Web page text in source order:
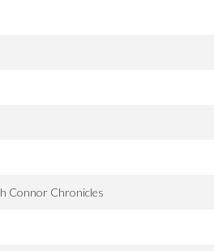
Connor Chronicles